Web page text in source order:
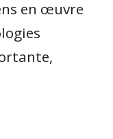
en œuvre